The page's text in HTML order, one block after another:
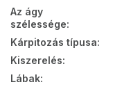
Az ágy
szélessége:
Kárpitozás típusa:
Kiszerelés:
Lábak: